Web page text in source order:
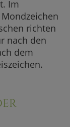
Im
richten
nach den
dem